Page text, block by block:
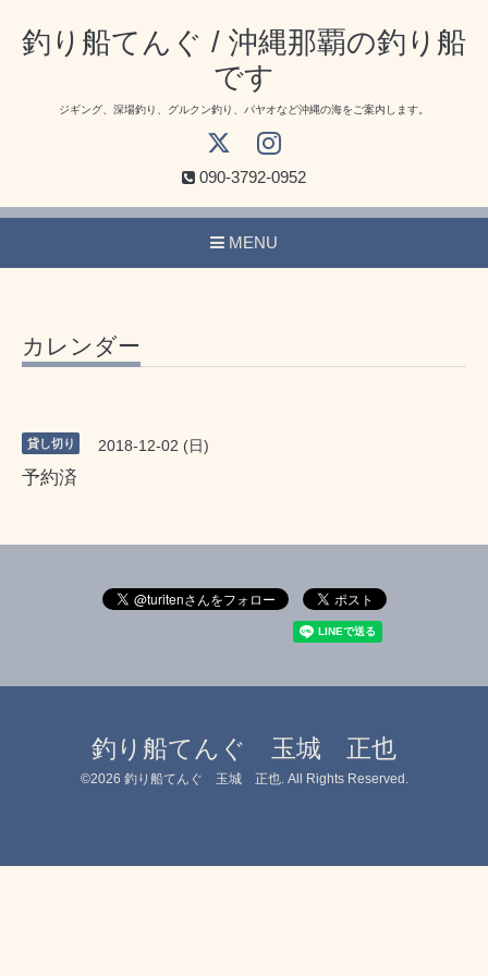
釣り船てんぐ / 沖縄那覇の釣り船
です
ジギング、深場釣り、グルクン釣り、パヤオなど沖縄の海をご案内します。
090-3792-0952
MENU
カレンダー
貸し切り 2018-12-02 (日)
予約済
釣り船てんぐ 玉城 正也
©2026 釣り船てんぐ 玉城 正也. All Rights Reserved.